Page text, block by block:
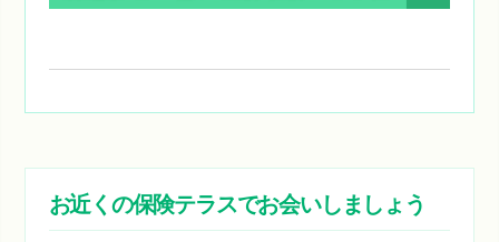
お近くの保険テラスでお会いしましょう